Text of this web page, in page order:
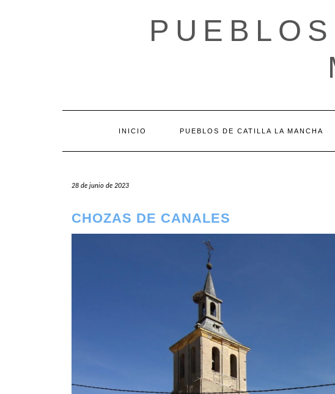
INICIO PUEBLOS DE CATILLA LA MANCHA
28 de junio de 2023
CHOZAS DE CANALES